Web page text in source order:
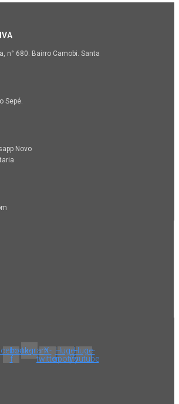
n° 680. Bairro Camobi. Santa
Sepé.
Novo
f
InstagramX-
twitter
Huge-
spotify
Huge-
youtube